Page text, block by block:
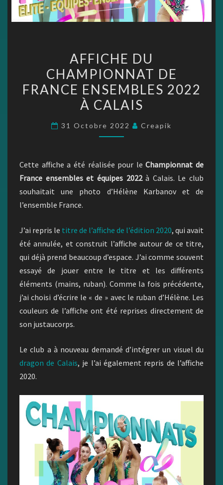
DU
CHAMPIONNAT
DE
FRANCE
2022
AFFICHE DU
CHAMPIONNAT DE
FRANCE ENSEMBLES 2022
À CALAIS
31 Octobre 2022 Creapik
Cette affiche a été réalisée pour leChampionnat de
France ensembles et équipes 2022à Calais. Le club
souhaitait une photo d’Hélène Karbanov et de
l’ensemble France.
J’ai repris le titre de l’affiche de l’édition 2020, qui avait
été annulée, et construit l’affiche autour de ce titre,
qui déjà prend beaucoup d’espace. J’ai comme souvent
essayé de jouer entre le titre et les différents
éléments (mains, ruban). Comme la fois précédente,
j’ai choisi d’écrire le « de » avec le ruban d’Hélène. Les
couleurs de l’affiche ont été reprises directement de
son justaucorps.
Le club a à nouveau demandé d’intégrer un visuel du
dragon de Calais, je l’ai également repris de l’affiche
2020.